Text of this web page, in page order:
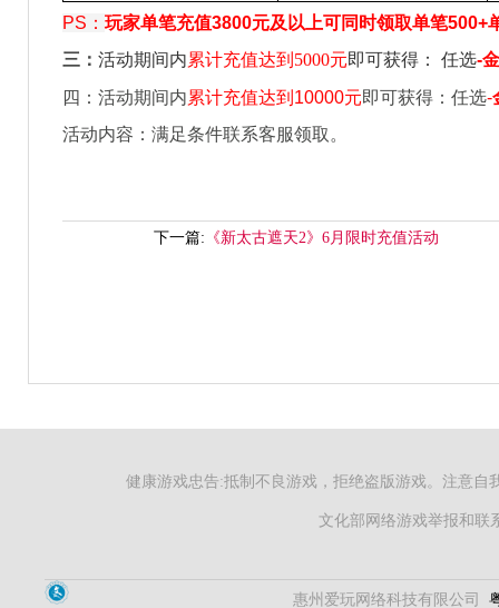
PS ： 玩家单笔充值3800元及以上可同时领取单笔500+
三： 活动期间内累计充值达到 5000元即可获得： 任选-
四：活动期间内累计充值达到10000元即可获得：任选-
活动内容：满足条件联系客服领取。
下一篇: 《新太古遮天2》6月限时充值活动
健康游戏忠告:抵制不良游戏，拒绝盗版游戏。注意
文化部网络游戏举报和联
惠州爱玩网络科技有限公司